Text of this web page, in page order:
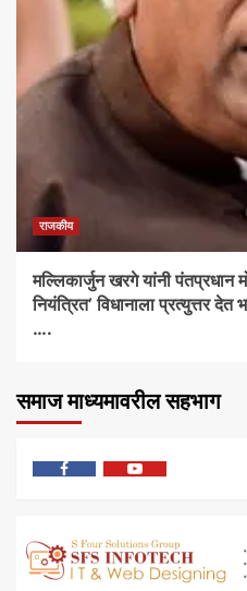
राजकीय
मल्लिकार्जुन खरगे यांनी पंतप्रधान
नियंत्रित’ विधानाला प्रत्युत्तर देत
….
समाज माध्यमावरील सहभाग